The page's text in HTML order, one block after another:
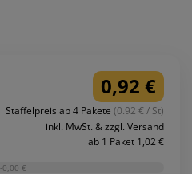
0,92 €
Staffelpreis ab 4 Pakete (0.92 € / St)
inkl. MwSt. & zzgl. Versand
ab 1 Paket 1,02 €
-0,00 €